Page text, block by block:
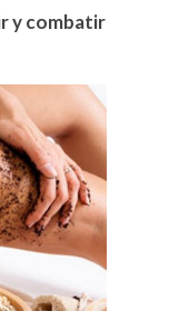
y combatir